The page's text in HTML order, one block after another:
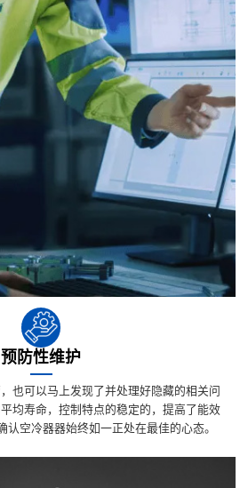
预防性维护
也可以马上发现了并处理好隐藏的相关问
均寿命，控制特点的稳定的，提高了能效
认空冷器器始终如一正处在最佳的心态。